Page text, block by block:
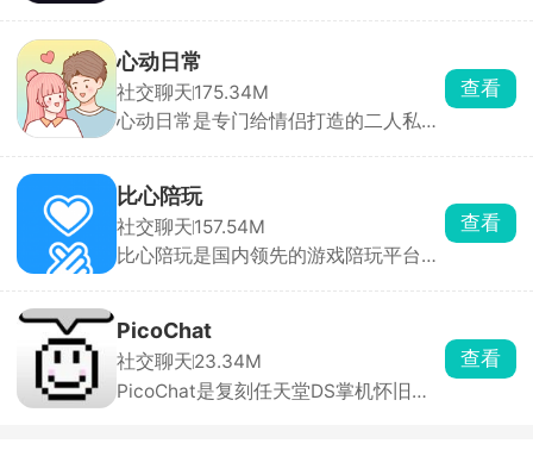
满足表演欲与创作需求。从电影、动漫
到剧情歌、解说等多样化剧本，用户可
自由选择角色，分配台词，配合BGM和
音效增强表演效果。让配音爱好者无需
心动日常
社交聊天175.34M
心动日常是专门给情侣打造的二人私密
的地、出门坐车、手机解锁、熬夜玩手
机都会自动发提醒。里面全是情侣专属
甜蜜玩法，还有情侣必做 100 件事打卡
清单，写双人日记，纪念日、生日软件
查看
比心陪玩
社交聊天157.54M
比心陪玩是国内领先的游戏陪玩平台，
分指导、娱乐互动等服务，满足玩家多
样化需求。多支明星战队入驻，如
EDG、FPX、LNG等，玩家可与职业选
手连麦开黑、参与青训招募、观看语音
查看
PicoChat
社交聊天23.34M
PicoChat是复刻任天堂DS掌机怀旧聊
查看